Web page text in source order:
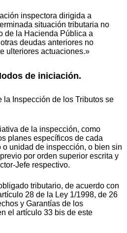
inspectora dirigida a
situación tributaria no
de la Hacienda Pública a
deudas anteriores no
ulteriores actuaciones.»
de iniciación.
la Inspección de los Tributos se
de la inspección, como
planes específicos de cada
unidad de inspección, o bien sin
por orden superior escrita y
Jefe respectivo.
tributario, de acuerdo con
28 de la Ley 1/1998, de 26
y Garantías de los
el artículo 33 bis de este